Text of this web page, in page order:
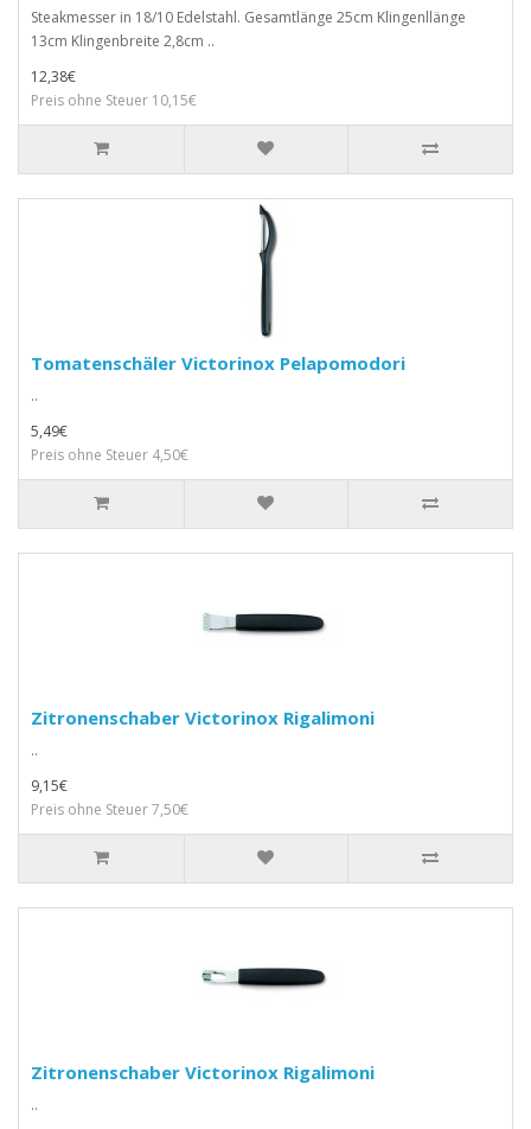
Steakmesser in 18/10 Edelstahl. Gesamtlänge 25cm Klingenllänge
13cm Klingenbreite 2,8cm ..
12,38€
Preis ohne Steuer 10,15€
Tomatenschäler Victorinox Pelapomodori
..
5,49€
Preis ohne Steuer 4,50€
Zitronenschaber Victorinox Rigalimoni
..
9,15€
Preis ohne Steuer 7,50€
Zitronenschaber Victorinox Rigalimoni
..